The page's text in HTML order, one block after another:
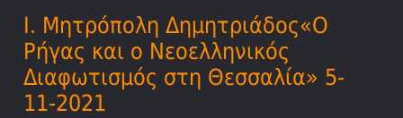
Ι. Μητρόπολη Δημητριάδος«Ο
Ρήγας και ο Νεοελληνικός
Διαφωτισμός στη Θεσσαλία» 5-
11-2021